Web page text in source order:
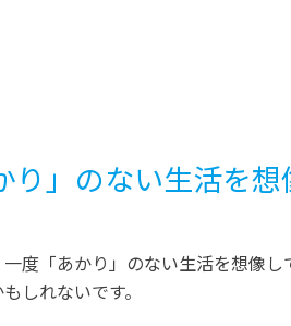
り」のない生活を想
度「あかり」のない生活を想像
しれないです。